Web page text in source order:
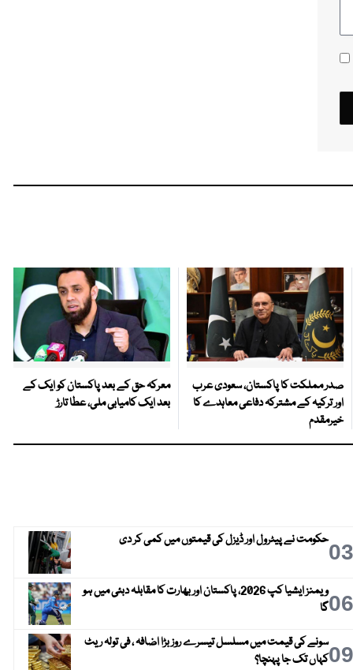
صدر مملکت کا پاکستان، سعودی عرب
اور ترکیہ کے مشترکہ دفاعی معاہدے کا
خیرمقدم
معرکہ حق کے بعد پاکستان کو ایک کے
بعد ایک کامیابی ملی، عطا تارڑ
03حکومت نے پیٹرول اور ڈیزل کی قیمتوں میں کمی کر دی
06
ویمنز ایشیا کپ 2026، پاکستان اور بھارت کا مقابلہ دبئی میں ہو
گا
09سونے کی قیمت میں مسلسل تیسرے روز بڑا اضافہ ، فی تولہ ریٹ
کہاں تک جا پہنچا؟